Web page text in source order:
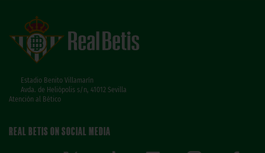
Estadio Benito Villamarín
Avda. de Heliópolis s/n, 41012 Sevilla
Atención al Bético
REAL BETIS ON SOCIAL MEDIA